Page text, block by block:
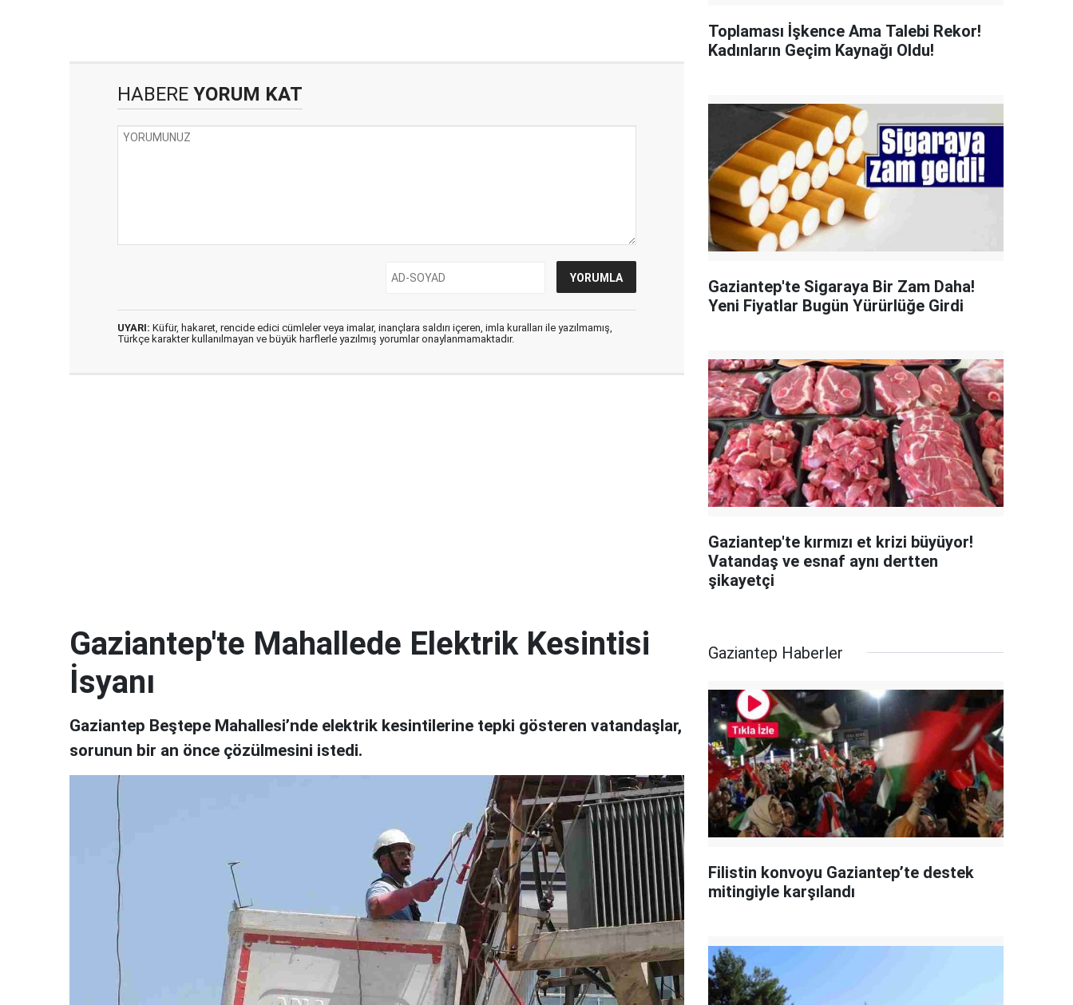
HABERE YORUM KAT
UYARI: Küfür, hakaret, rencide edici cümleler veya imalar, inançlara saldırı içeren, imla kuralları ile yazılmamış,
Türkçe karakter kullanılmayan ve büyük harflerle yazılmış yorumlar onaylanmamaktadır.
Toplaması İşkence Ama Talebi Rekor!
Kadınların Geçim Kaynağı Oldu!
Gaziantep'te Sigaraya Bir Zam Daha!
Yeni Fiyatlar Bugün Yürürlüğe Girdi
Gaziantep'te kırmızı et krizi büyüyor!
Vatandaş ve esnaf aynı dertten
şikayetçi
Gaziantep'te Mahallede Elektrik Kesintisi
İsyanı
Gaziantep Beştepe Mahallesi’nde elektrik kesintilerine tepki gösteren vatandaşlar,
sorunun bir an önce çözülmesini istedi.
Gaziantep Haberler
Filistin konvoyu Gaziantep’te destek
mitingiyle karşılandı